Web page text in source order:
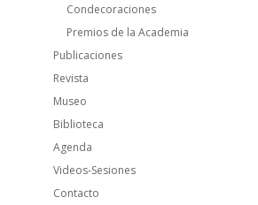
Condecoraciones
Premios de la Academia
Publicaciones
Revista
Museo
Biblioteca
Agenda
Videos-Sesiones
Contacto